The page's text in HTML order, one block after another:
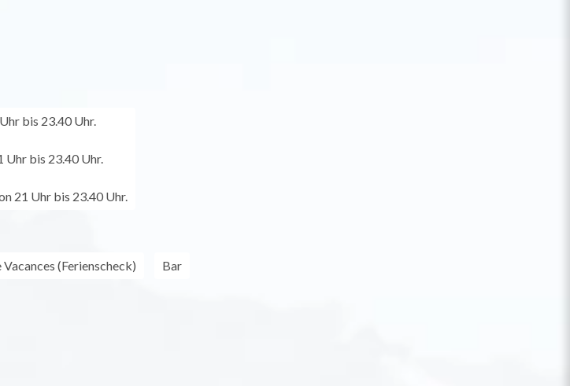
bis 23.40 Uhr.
Uhr bis 23.40 Uhr.
21 Uhr bis 23.40 Uhr.
Vacances (Ferienscheck) Bar